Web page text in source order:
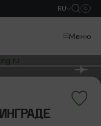
RU
Меню